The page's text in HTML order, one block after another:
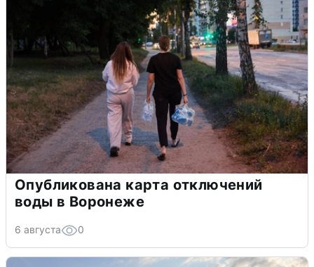
Опубликована карта отключений
воды в Воронеже
6 августа 0